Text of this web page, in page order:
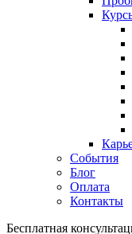
События
Блог
Оплата
Контакты
Бесплатная